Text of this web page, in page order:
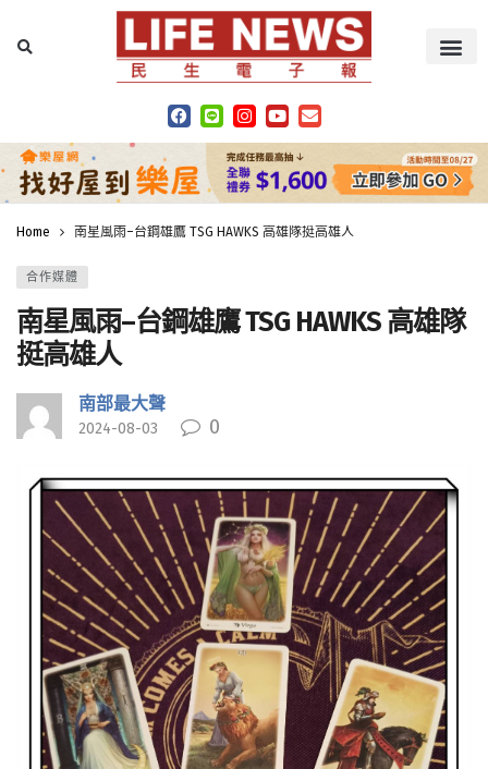
Home 南星風雨–台鋼雄鷹 TSG HAWKS 高雄隊挺高雄人
合作媒體
南星風雨–台鋼雄鷹 TSG HAWKS 高雄隊
挺高雄人
南部最大聲
2024-08-03 0